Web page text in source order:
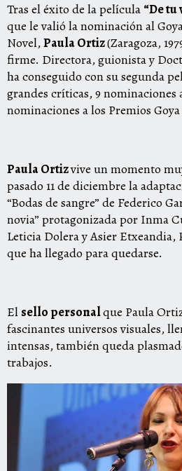
Tras el éxito de la película “De tu
que le valió la nominación al
Novel,Paula Ortiz(Zaragoza,
firme. Directora, guionista y
ha conseguido con su segunda
grandes críticas, 9 nominaciones
nominaciones a los Premios Goya
Paula Ortizvive un momento
pasado 11 de diciembre la
“Bodas de sangre” de Federico
novia” protagonizada por Inma
Leticia Dolera y Asier Etxeandia,
que ha llegado para quedarse.
El sello personalque Paula
fascinantes universos visuales,
intensas, también queda
trabajos.